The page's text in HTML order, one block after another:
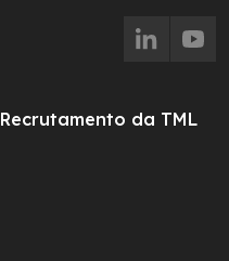
Recrutamento da TML